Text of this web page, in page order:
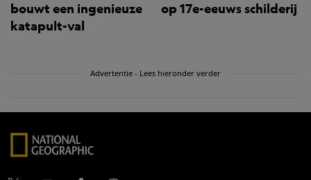
bouwt een ingenieuze
katapult-val
op 17e-eeuws schilderij
Advertentie - Lees hieronder verder